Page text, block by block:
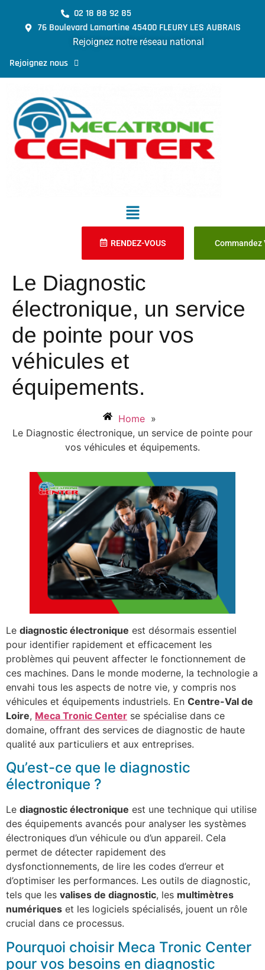
02 18 88 92 85
76 Boulevard Lamartine 45400 FLEURY LES AUBRAIS
Rejoignez notre réseau national
Rejoignez nous
RENDEZ-VOUS Commandez
Le Diagnostic
électronique, un service
de pointe pour vos
véhicules et
équipements.
Home »
Le Diagnostic électronique, un service de pointe pour
vos véhicules et équipements.
Le diagnostic électronique est désormais essentiel
pour identifier rapidement et efficacement les
problèmes qui peuvent affecter le fonctionnement de
ces machines. Dans le monde moderne, la technologie a
envahi tous les aspects de notre vie, y compris nos
véhicules et équipements industriels. En Centre-Val de
Loire, Meca Tronic Center se spécialise dans ce
domaine, offrant des services de diagnostic de haute
qualité aux particuliers et aux entreprises.
Qu’est-ce que le diagnostic
électronique ?
Le diagnostic électronique est une technique qui utilise
des équipements avancés pour analyser les systèmes
électroniques d’un véhicule ou d’un appareil. Cela
permet de détecter rapidement des
dysfonctionnements, de lire les codes d’erreur et
d’optimiser les performances. Les outils de diagnostic,
tels que les valises de diagnostic, les multimètres
numériques et les logiciels spécialisés, jouent un rôle
crucial dans ce processus.
Pourquoi choisir Meca Tronic Center
pour vos besoins en diagnostic